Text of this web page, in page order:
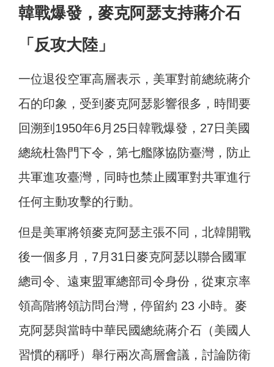
韓戰爆發，麥克阿瑟支持蔣介石
「反攻大陸」
一位退役空軍高層表示， 美軍對前總統蔣介
石的印象，受到麥克阿瑟影響很多，時間要
回溯到1950年6月25日韓戰爆發，27日美國
總統杜魯門下令，第七艦隊協防臺灣，防止
共軍進攻臺灣，同時也禁止國軍對共軍進行
任何主動攻擊的行動。
但是美軍將領麥克阿瑟主張不同，北韓開戰
後一個多月，7月31日麥克阿瑟以聯合國軍
總司令、遠東盟軍總部司令身份，從東京率
領高階將領訪問台灣，停留約 23 小時。麥
克阿瑟與當時中華民國總統蔣介石（美國人
習慣的稱呼）舉行兩次高層會議，討論防衛